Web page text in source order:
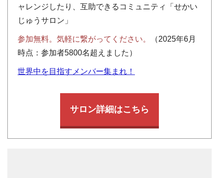
ャレンジしたり、互助できるコミュニティ「せかい
じゅうサロン」
参加無料。気軽に繋がってください。
（2025年6月
時点：参加者5800名超えました）
世界中を目指すメンバー集まれ！
サロン詳細はこちら